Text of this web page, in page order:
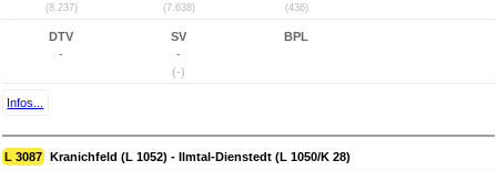
(8.237) (7.638) (436)
DTV
-
SV
-
(-)
BPL
Infos...
L 3087 Kranichfeld (L 1052) - Ilmtal-Dienstedt (L 1050/K 28)